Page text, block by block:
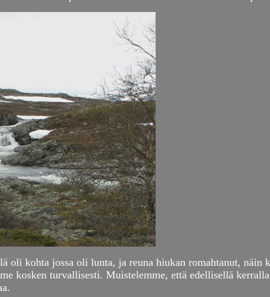
oli kohta jossa oli lunta, ja reuna hiukan romahtanut, näin
kosken turvallisesti. Muistelemme, että edellisellä